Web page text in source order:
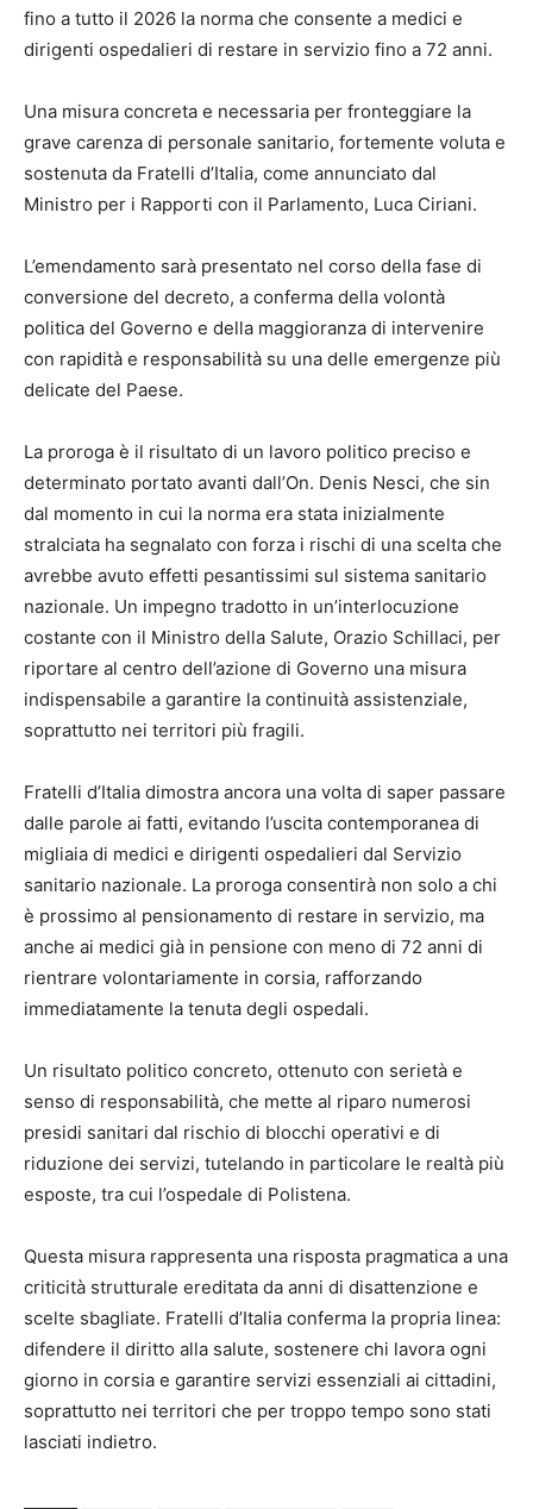
fino a tutto il 2026 la norma che consente a medici e
dirigenti ospedalieri di restare in servizio fino a 72 anni.
Una misura concreta e necessaria per fronteggiare la
grave carenza di personale sanitario, fortemente voluta e
sostenuta da Fratelli d’Italia, come annunciato dal
Ministro per i Rapporti con il Parlamento, Luca Ciriani.
L’emendamento sarà presentato nel corso della fase di
conversione del decreto, a conferma della volontà
politica del Governo e della maggioranza di intervenire
con rapidità e responsabilità su una delle emergenze più
delicate del Paese.
La proroga è il risultato di un lavoro politico preciso e
determinato portato avanti dall’On. Denis Nesci, che sin
dal momento in cui la norma era stata inizialmente
stralciata ha segnalato con forza i rischi di una scelta che
avrebbe avuto effetti pesantissimi sul sistema sanitario
nazionale. Un impegno tradotto in un’interlocuzione
costante con il Ministro della Salute, Orazio Schillaci, per
riportare al centro dell’azione di Governo una misura
indispensabile a garantire la continuità assistenziale,
soprattutto nei territori più fragili.
Fratelli d’Italia dimostra ancora una volta di saper passare
dalle parole ai fatti, evitando l’uscita contemporanea di
migliaia di medici e dirigenti ospedalieri dal Servizio
sanitario nazionale. La proroga consentirà non solo a chi
è prossimo al pensionamento di restare in servizio, ma
anche ai medici già in pensione con meno di 72 anni di
rientrare volontariamente in corsia, rafforzando
immediatamente la tenuta degli ospedali.
Un risultato politico concreto, ottenuto con serietà e
senso di responsabilità, che mette al riparo numerosi
presidi sanitari dal rischio di blocchi operativi e di
riduzione dei servizi, tutelando in particolare le realtà più
esposte, tra cui l’ospedale di Polistena.
Questa misura rappresenta una risposta pragmatica a una
criticità strutturale ereditata da anni di disattenzione e
scelte sbagliate. Fratelli d’Italia conferma la propria linea:
difendere il diritto alla salute, sostenere chi lavora ogni
giorno in corsia e garantire servizi essenziali ai cittadini,
soprattutto nei territori che per troppo tempo sono stati
lasciati indietro.